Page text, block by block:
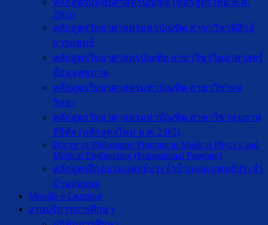
หลักสูตรแพทยศาสตรบัณฑิต (หลักสูตรใหม่ พ.ศ.
2563)
หลักสูตรวิทยาศาสตรมหาบัณฑิต สาขาวิชาฟิสิกส์
การแพทย์
หลักสูตรวิทยาศาสตรบัณฑิต สาขาวิชาวิทยาศาสตร์
ข้อมูลสุขภาพ
หลักสูตรวิทยาศาสตรมหาบัณฑิต สาขาวิชาตจ
วิทยา
หลักสูตรวิทยาศาสตรมหาบัณฑิต สาขาวิชาสุขภาพ
ดิจิทัล (หลักสูตรใหม่ พ.ศ. 2565)
Doctor of Philosophy Program in Medical Physics and
Medical Engineering (International Program)
หลักสูตรฝึกอบรมแพทย์ประจำบ้านและแพทย์ประจำ
บ้านต่อยอด
Moodle e-Learning
งานบริการการศึกษา